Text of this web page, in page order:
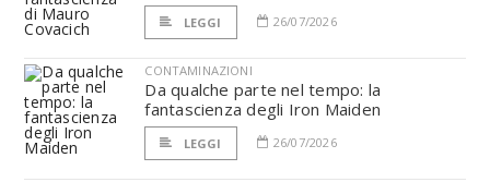
LEGGI 26/07/2026
CONTAMINAZIONI
Da qualche parte nel tempo: la
fantascienza degli Iron Maiden
LEGGI 26/07/2026